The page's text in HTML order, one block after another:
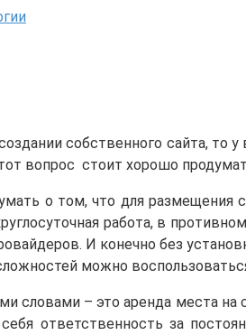
собственного сайта,
вопрос стоит хорошо
о том, что для
работа, в
И конечно без
можно
словами – это аренда места
ответственность за